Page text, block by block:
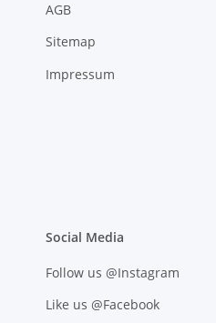
AGB
Sitemap
Impressum
Social Media
Follow us @Instagram
Like us @Facebook